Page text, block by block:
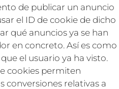
de publicar un anuncio
el ID de cookie de dicho
qué anuncios ya se han
en concreto. Así es como
el usuario ya ha visto.
cookies permiten
conversiones relativas a